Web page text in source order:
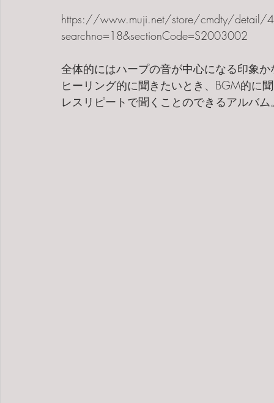
https://www.muji.net/store/cmdty/detail/
searchno=18&sectionCode=S2003002
全体的にはハープの音が中心になる印象か
ヒーリング的に聞きたいとき、BGM的に
レスリピートで聞くことのできるアルバム